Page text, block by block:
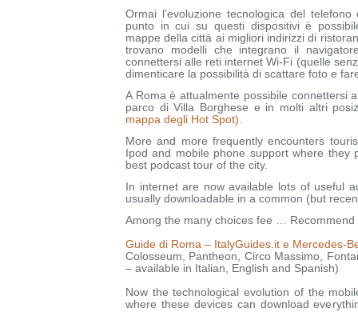
Ormai l’evoluzione tecnologica del
punto in cui su questi dispositivi è
mappe della città ai migliori indirizzi di
trovano modelli che integrano il
connettersi alle reti internet Wi-Fi (quelle
dimenticare la possibilità di scattare foto e
A Roma è attualmente possibile connettersi
parco di Villa Borghese e in molti altri
mappa degli Hot Spot).
More and more frequently encounters
Ipod and mobile phone support where they
best podcast tour of the city.
In internet are now available lots of useful
usually downloadable in a common (but
Among the many choices fee …
Guide di Roma – ItalyGuides.it e Mercedes-
Colosseum, Pantheon, Circo Massimo,
– available in Italian, English and Spanish)
Now the technological evolution of the
where these devices can download